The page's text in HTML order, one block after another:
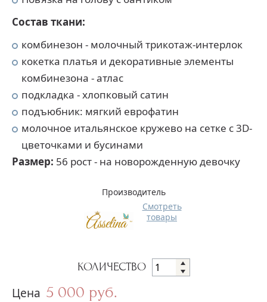
Состав ткани:
комбинезон - молочный трикотаж-интерлок
кокетка платья и декоративные элементы
комбинезона - атлас
подкладка - хлопковый сатин
подъюбник: мягкий еврофатин
молочное итальянское кружево на сетке с 3D-
цветочками и бусинами
Размер: 56 рост - на новорожденную девочку
Производитель
Смотреть
товары
КОЛИЧЕСТВО
Цена 5 000 руб.